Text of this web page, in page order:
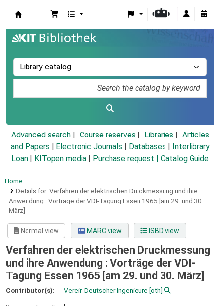
Advanced search Course reserves Libraries
Articles
and Papers
Electronic Journals Databases
Interlibrary
Loan
KITopen media Purchase request | Catalog Guide
Home
Details for: Verfahren der elektrischen Druckmessung und ihre
Anwendung : Vorträge der VDI-Tagung Essen 1965 [am 29. und 30.
März]
Normal view MARC view ISBD view
Verfahren der elektrischen Druckmessung
und ihre Anwendung : Vorträge der VDI-
Tagung Essen 1965 [am 29. und 30. März]
Contributor(s): Verein Deutscher Ingenieure [oth]